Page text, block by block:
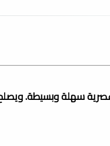
سهلة وبسيطة.